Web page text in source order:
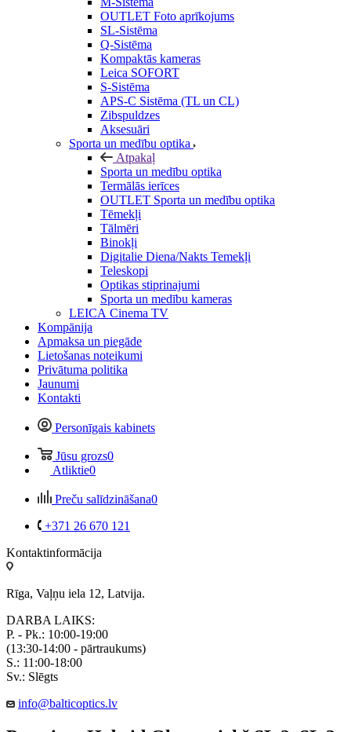
OUTLET Foto aprīkojums
SL-Sistēma
Q-Sistēma
Kompaktās kameras
Leica SOFORT
S-Sistēma
APS-C Sistēma (TL un CL)
Zibspuldzes
Aksesuāri
Sporta un medību optika
Atpakaļ
Sporta un medību optika
Termālās ierīces
OUTLET Sporta un medību optika
Tēmekļi
Tālmēri
Binokļi
Digitalie Diena/Nakts Temekļi
Teleskopi
Optikas stiprinajumi
Sporta un medību kameras
LEICA Cinema TV
Kompānija
Apmaksa un piegāde
Lietošanas noteikumi
Privātuma politika
Jaunumi
Kontakti
Personīgais kabinets
Jūsu grozs0
Atliktie0
Preču salīdzināšana0
+371 26 670 121
Kontaktinformācija
Rīga, Vaļņu iela 12, Latvija.
DARBA LAIKS:
P. - Pk.: 10:00-19:00
(13:30-14:00 - pārtraukums)
S.: 11:00-18:00
Sv.: Slēgts
info@balticoptics.lv